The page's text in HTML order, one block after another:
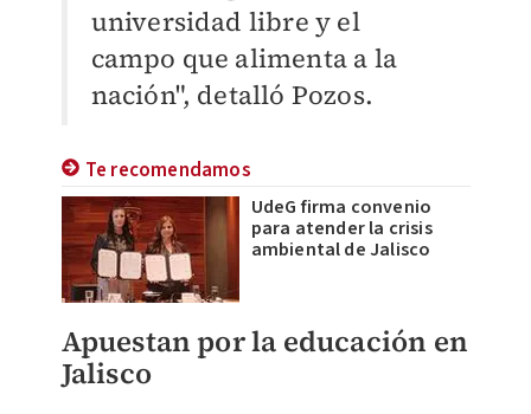
universidad libre y el
campo que alimenta a la
nación", detalló Pozos.
Te recomendamos
UdeG firma convenio
para atender la crisis
ambiental de Jalisco
Apuestan por la educación en
Jalisco